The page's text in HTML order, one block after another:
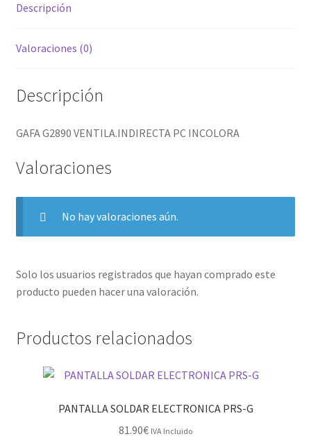
Descripción
Valoraciones (0)
Descripción
GAFA G2890 VENTILA.INDIRECTA PC INCOLORA
Valoraciones
No hay valoraciones aún.
Solo los usuarios registrados que hayan comprado este
producto pueden hacer una valoración.
Productos relacionados
PANTALLA SOLDAR ELECTRONICA PRS-G
81.90€ IVA Incluido